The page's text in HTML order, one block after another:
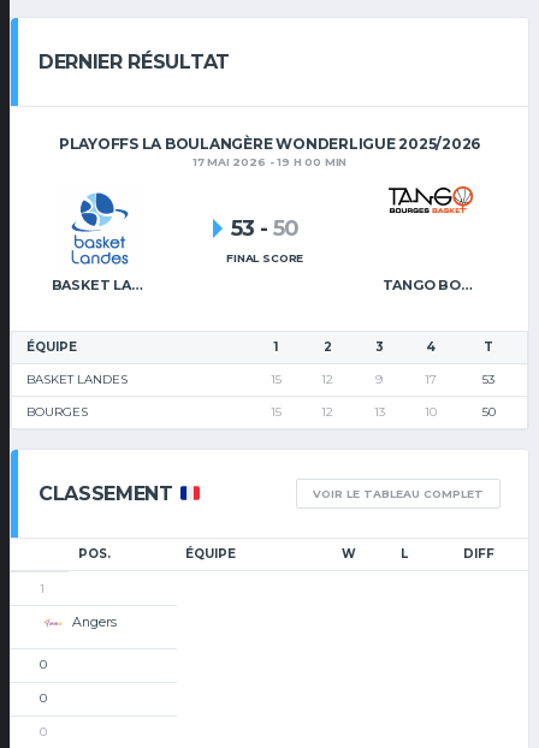
DERNIER RÉSULTAT
PLAYOFFS LA BOULANGÈRE WONDERLIGUE 2025/2026
17 MAI 2026 - 19 H 00 MIN
BASKET LANDES TANGO BOURGES BASKET
53 - 50
FINAL SCORE
ÉQUIPE 1 2 3 4 T
BASKET LANDES 15 12 9 17 53
BOURGES 15 12 13 10 50
CLASSEMENT VOIR LE TABLEAU COMPLET
POS. ÉQUIPE W L DIFF
1
Angers
0
0
0